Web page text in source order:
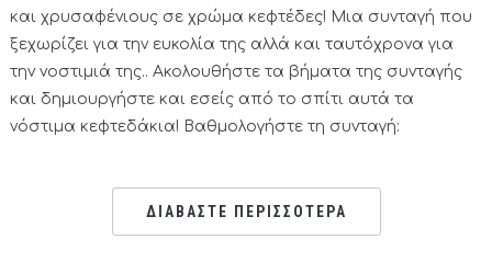
και χρυσαφένιους σε χρώμα κεφτέδες! Μια συνταγή που
ξεχωρίζει για την ευκολία της αλλά και ταυτόχρονα για
την νοστιμιά της.. Ακολουθήστε τα βήματα της συνταγής
και δημιουργήστε και εσείς από το σπίτι αυτά τα
νόστιμα κεφτεδάκια! Βαθμολογήστε τη συνταγή:
ΔΙΑΒΑΣΤΕ ΠΕΡΙΣΣΟΤΕΡΑ